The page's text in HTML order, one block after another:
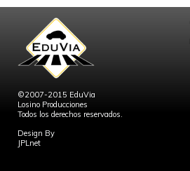
©2007-2015 EduVia
Losino Producciones
Todos los derechos reservados.
Design By
JPLnet